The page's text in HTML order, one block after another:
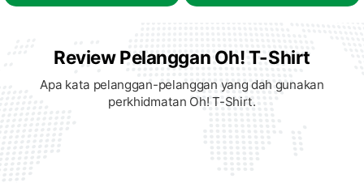
Review Pelanggan Oh! T-Shirt
Apa kata pelanggan-pelanggan yang dah gunakan
perkhidmatan Oh! T-Shirt.